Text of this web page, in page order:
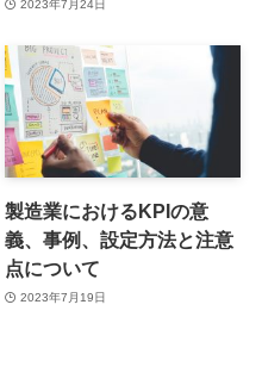
2023年7月24日
製造業におけるKPIの意
義、事例、設定方法と注意
点について
2023年7月19日